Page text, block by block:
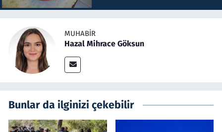
MUHABIR
Hazal Mihrace Göksun
Bunlar da ilginizi çekebilir